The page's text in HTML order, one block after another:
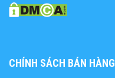
CHÍNH SÁCH BÁN HÀNG